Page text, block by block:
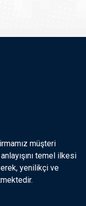
müşteri
temel ilkesi
yenilikçi ve